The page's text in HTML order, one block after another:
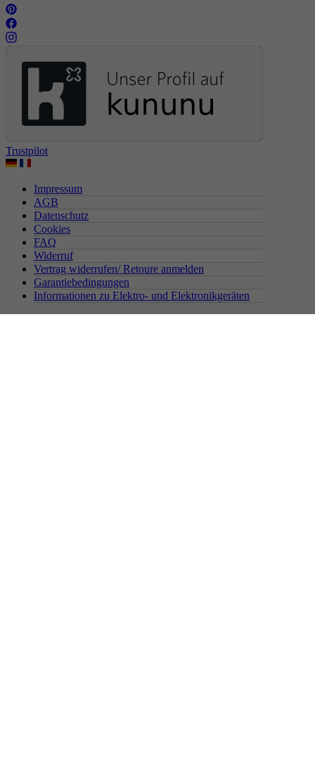
Trustpilot
Impressum
AGB
Datenschutz
Cookies
FAQ
Widerruf
Vertrag widerrufen/ Retoure anmelden
Garantiebedingungen
Informationen zu Elektro- und Elektronikgeräten